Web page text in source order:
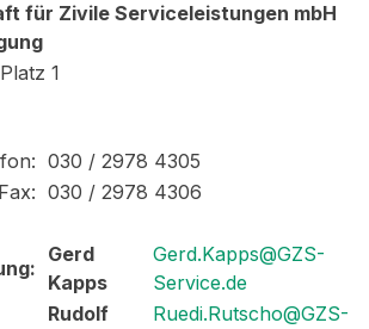
für Zivile Serviceleistungen mbH
1
030 / 2978 4305
Fax: 030 / 2978 4306
Gerd
Kapps
Gerd.Kapps@GZS-
Service.de
Rudolf
Ruedi.Rutscho@GZS-